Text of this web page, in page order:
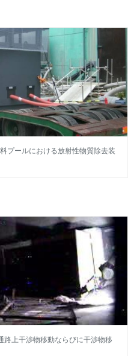
プールにおける放射性物質除去装
路上干渉物移動ならびに干渉物移